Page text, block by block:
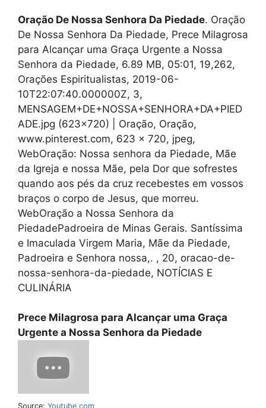
Oração De Nossa Senhora Da Piedade. Oração
De Nossa Senhora Da Piedade, Prece Milagrosa
para Alcançar uma Graça Urgente a Nossa
Senhora da Piedade, 6.89 MB, 05:01, 19,262,
Orações Espiritualistas, 2019-06-
10T22:07:40.000000Z, 3,
MENSAGEM+DE+NOSSA+SENHORA+DA+PIED
ADE.jpg (623×720) | Oração, Oração,
www.pinterest.com, 623 x 720, jpeg,
WebOração: Nossa senhora da Piedade, Mãe
da Igreja e nossa Mãe, pela Dor que sofrestes
quando aos pés da cruz recebestes em vossos
braços o corpo de Jesus, que morreu.
WebOração a Nossa Senhora da
PiedadePadroeira de Minas Gerais. Santíssima
e Imaculada Virgem Maria, Mãe da Piedade,
Padroeira e Senhora nossa,. , 20, oracao-de-
nossa-senhora-da-piedade, NOTÍCIAS E
CULINÁRIA
Prece Milagrosa para Alcançar uma Graça
Urgente a Nossa Senhora da Piedade
Source: Youtube.com